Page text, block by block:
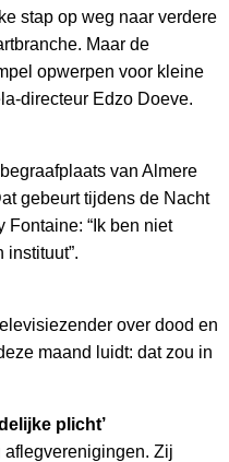
stap op weg naar verdere
Maar de
opwerpen voor kleine
directeur Edzo Doeve.
van Almere
gebeurt tijdens de Nacht
Fontaine: “Ik ben niet
over dood en
maand luidt: dat zou in
plicht’
aflegverenigingen. Zij